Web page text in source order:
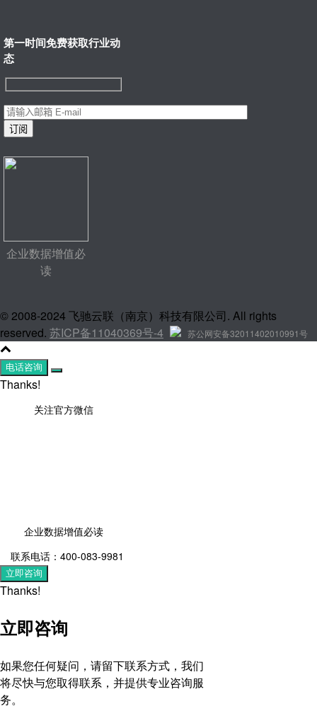
第一时间免费获取行业动
态
企业数据增值必
读
© 2008-2024 飞驰云联（南京）科技有限公司. All rights
reserved. 苏ICP备11040369号-4 苏公网安备32011402010991号
电话咨询
Thanks!
关注官方微信
企业数据增值必读
联系电话：400-083-9981
立即咨询
Thanks!
立即咨询
如果您任何疑问，请留下联系方式，我们
将尽快与您取得联系，并提供专业咨询服
务。